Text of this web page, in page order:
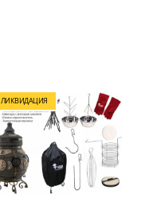
ЛИКВИДАЦИЯ